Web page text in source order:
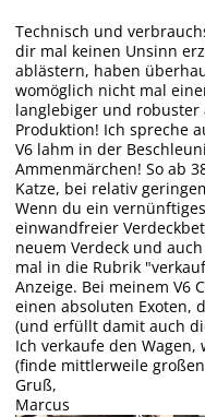
Technisch und
dir mal keinen Unsinn
ablästern, haben
womöglich nicht mal
langlebiger und robuster
Produktion! Ich spreche
V6 lahm in der
Ammenmärchen! So ab
Katze, bei relativ
Wenn du ein
einwandfreier
neuem Verdeck und
mal in die Rubrik
Anzeige. Bei meinem V6
einen absoluten Exoten,
(und erfüllt damit auch
Ich verkaufe den
(finde mittlerweile
Gruß,
Marcus